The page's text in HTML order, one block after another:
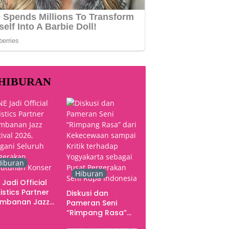
Jadi Official
Partner
Jazz
Hiburan
Diskusi dan
Pameran Seni
“Rimpang Rasa”